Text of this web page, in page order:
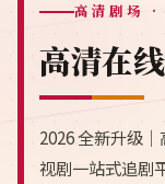
高清剧场
高清在
2026 全新升级
视剧一站式追剧